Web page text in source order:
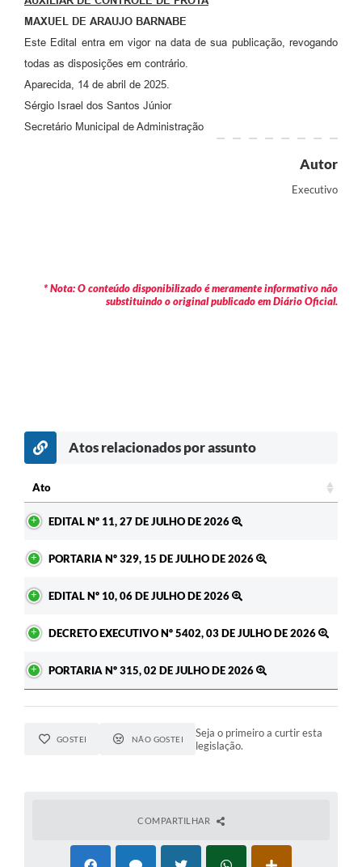
MAXUEL DE ARAUJO BARNABE
Este Edital entra em vigor na data de sua publicação, revogando
todas as disposições em contrário.
Aparecida, 14 de abril de 2025.
Sérgio Israel dos Santos Júnior
Secretário Municipal de Administração
Autor
Executivo
* Nota: O conteúdo disponibilizado é meramente informativo não
substituindo o original publicado em Diário Oficial.
Atos relacionados por assunto
Ato
EDITAL Nº 11, 27 DE JULHO DE 2026
PORTARIA Nº 329, 15 DE JULHO DE 2026
EDITAL Nº 10, 06 DE JULHO DE 2026
DECRETO EXECUTIVO Nº 5402, 03 DE JULHO DE 2026
PORTARIA Nº 315, 02 DE JULHO DE 2026
GOSTEI NÃO GOSTEI
Seja o primeiro a curtir esta
legislação.
COMPARTILHAR